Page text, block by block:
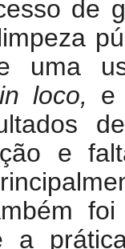
de
uma
in loco, e
e
a